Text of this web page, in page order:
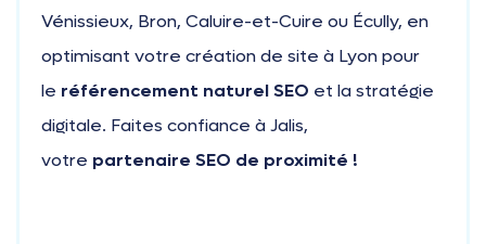
Vénissieux, Bron, Caluire-et-Cuire ou Écully, en
optimisant votre création de site à Lyon pour
le référencement naturel SEO et la stratégie
digitale. Faites confiance à Jalis,
votre partenaire SEO de proximité !